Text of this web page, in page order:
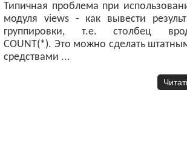
Типичная проблема при
модуля views - как вывести
группировки, т.е. столбец
COUNT(*). Это можно сделать
средствами ...